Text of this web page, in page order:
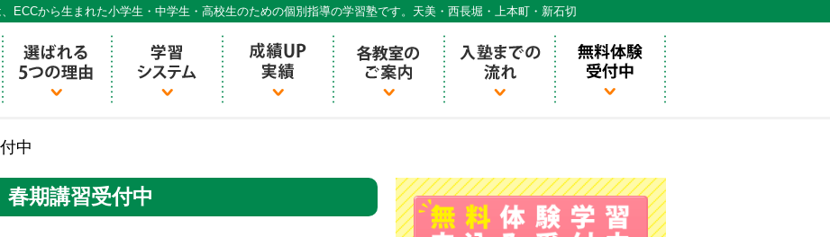
ECCから生まれた小学生・中学生・高校生のための個別指導の学習塾です。天美・西長堀・上本町・新石切
の個別指導ECCベストワン
中
春期講習受付中